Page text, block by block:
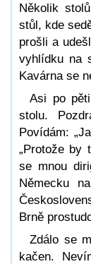
Několik
stůl, kde
prošli a
vyhlídku na
Kavárna se
Asi po
stolu.
Povídám:
„Protože by
se mnou
Německu
Brně
Zdálo se
kačen.